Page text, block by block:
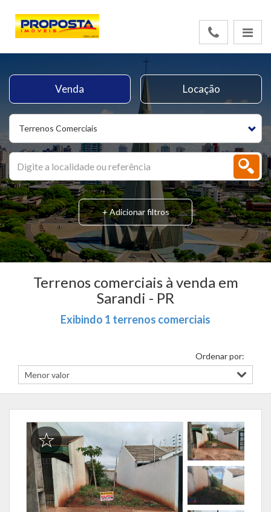
Terrenos Comerciais
Venda Locação
+ Adicionar filtros
Terrenos comerciais à venda em
Sarandi - PR
Exibindo 1 terrenos comerciais
Ordenar por: